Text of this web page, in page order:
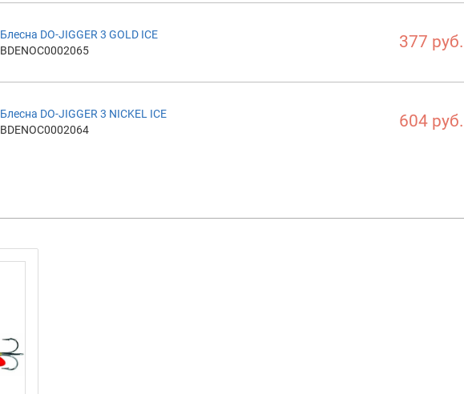
Блесна DO-JIGGER 3 GOLD ICE
BDENOC0002065
377 руб.
Блесна DO-JIGGER 3 NICKEL ICE
BDENOC0002064
604 руб.